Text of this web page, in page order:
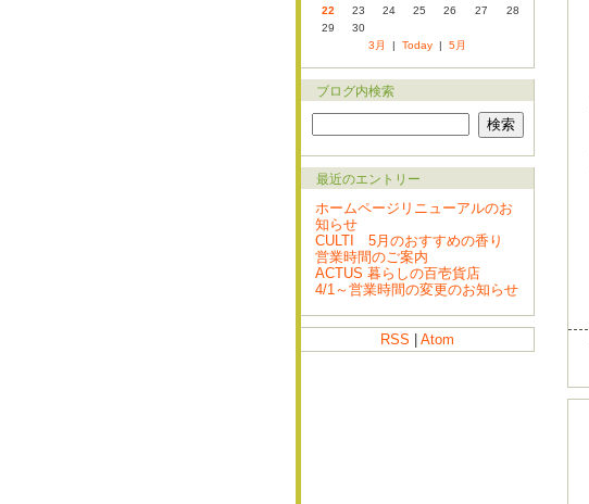
22
23 24 25 26 27
28
29
30
3月
| Today | 5月
ブログ内検索
最近のエントリー
ホームページリニューアルのお
知らせ
CULTI 5月のおすすめの香り
営業時間のご案内
ACTUS 暮らしの百壱貨店
4/1～営業時間の変更のお知らせ
RSS Atom